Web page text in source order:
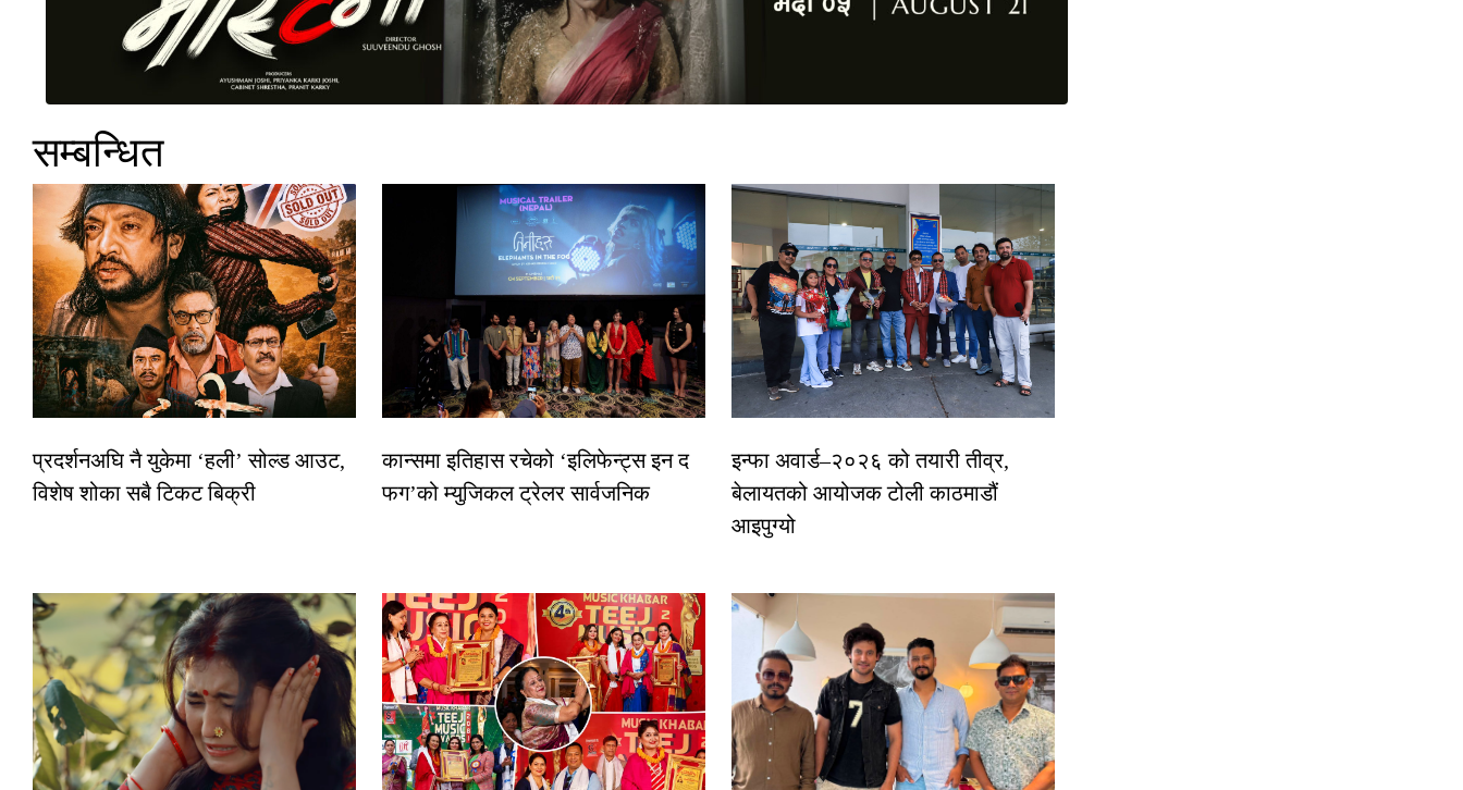
सम्बन्धित
प्रदर्शनअघि नै युकेमा ‘हली’ सोल्ड आउट,
विशेष शोका सबै टिकट बिक्री
कान्समा इतिहास रचेको ‘इलिफेन्ट्स इन द
फग’को म्युजिकल ट्रेलर सार्वजनिक
इन्फा अवार्ड–२०२६ को तयारी तीव्र,
बेलायतको आयोजक टोली काठमाडौं
आइपुग्यो